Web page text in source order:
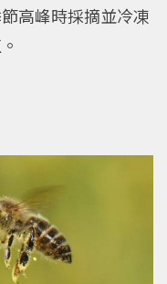
高峰時採摘並冷凍